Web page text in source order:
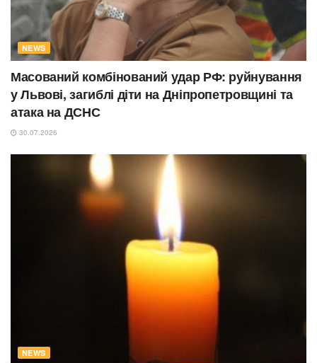
NEWS
Масований комбінований удар РФ: руйнування
у Львові, загиблі діти на Дніпропетровщині та
атака на ДСНС
30.07.2026
NEWS